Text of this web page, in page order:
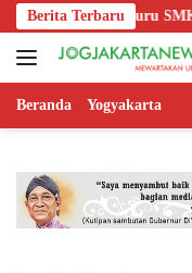
Langsung
ke
konten
Berita Terbaru
Guru SMKN 1
Beranda Yogyakarta